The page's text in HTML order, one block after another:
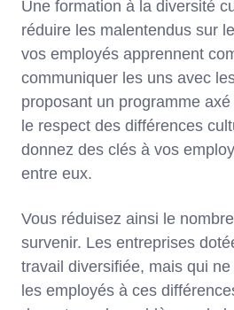
Une formation à la diversité
réduire les malentendus sur
vos employés apprennent
communiquer les uns avec
proposant un programme
le respect des différences
donnez des clés à vos
entre eux.
Vous réduisez ainsi le
survenir. Les entreprises
travail diversifiée, mais qui
les employés à ces